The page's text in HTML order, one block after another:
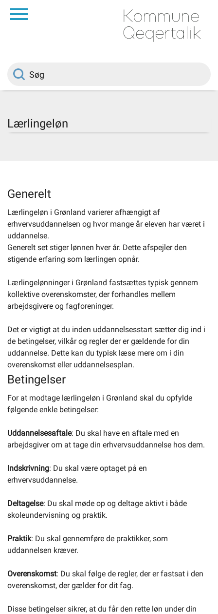
Borger
Selvbetjening
Tidsbestilling
Lærlingeløn
Generelt
Lærlingeløn i Grønland varierer afhængigt af
erhvervsuddannelsen og hvor mange år eleven har været i
uddannelse.
Generelt set stiger lønnen hver år. Dette afspejler den
stigende erfaring som lærlingen opnår.
Lærlingelønninger i Grønland fastsættes typisk gennem
kollektive overenskomster, der forhandles mellem
arbejdsgivere og fagforeninger.
Det er vigtigt at du inden uddannelsesstart sætter dig ind i
de betingelser, vilkår og regler der er gældende for din
uddannelse. Dette kan du typisk læse mere om i din
overenskomst eller uddannelsesplan.
Betingelser
For at modtage lærlingeløn i Grønland skal du opfylde
følgende enkle betingelser:
Uddannelsesaftale: Du skal have en aftale med en
arbejdsgiver om at tage din erhvervsuddannelse hos dem.
Indskrivning: Du skal være optaget på en
erhvervsuddannelse.
Deltagelse: Du skal møde op og deltage aktivt i både
skoleundervisning og praktik.
Praktik: Du skal gennemføre de praktikker, som
uddannelsen kræver.
Overenskomst: Du skal følge de regler, der er fastsat i den
overenskomst, der gælder for dit fag.
Disse betingelser sikrer, at du får den rette løn under din